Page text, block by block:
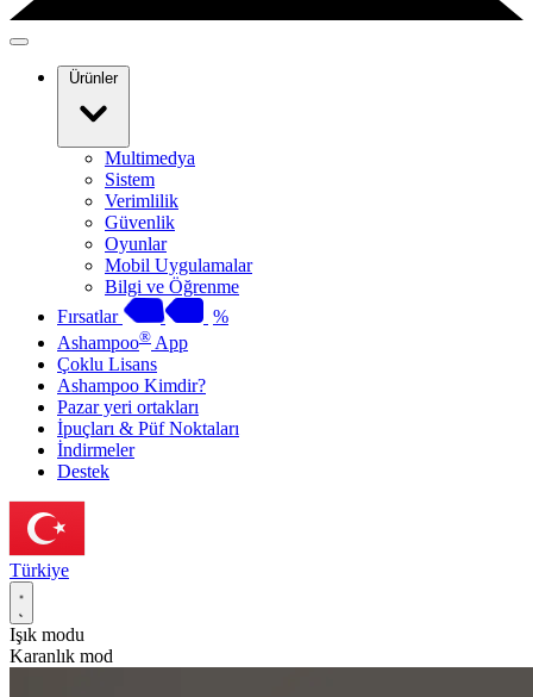
Ürünler
Multimedya
Sistem
Verimlilik
Güvenlik
Oyunlar
Mobil Uygulamalar
Bilgi ve Öğrenme
Fırsatlar
%
Ashampoo® App
Çoklu Lisans
Ashampoo Kimdir?
Pazar yeri ortakları
İpuçları & Püf Noktaları
İndirmeler
Destek
Türkiye
Işık modu
Karanlık mod